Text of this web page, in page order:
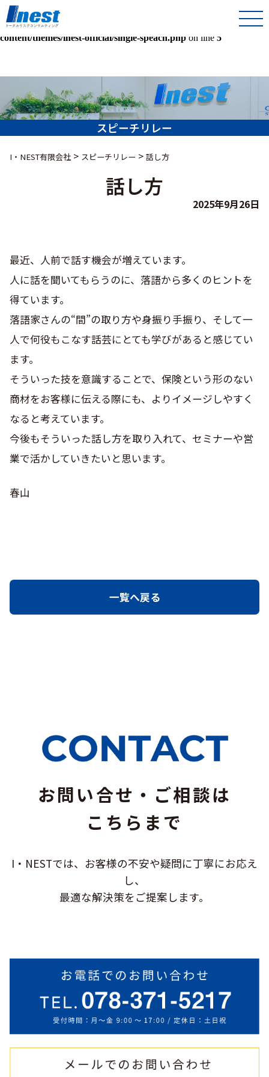
Warning: Undefined array key 0 in
/home/kir013221/public_html/inest-co-jp/wps/wp-
content/themes/inest-official/single-speach.php on line 5
スピーチリレー
I・NEST有限会社 > スピーチリレー > 話し方
話し方
2025年9月26日
最近、人前で話す機会が増えています。
人に話を聞いてもらうのに、落語から多くのヒントを
得ています。
落語家さんの“間”の取り方や身振り手振り、そして一
人で何役もこなす話芸にとても学びがあると感じてい
ます。
そういった技を意識することで、保険という形のない
商材をお客様に伝える際にも、よりイメージしやすく
なると考えています。
今後もそういった話し方を取り入れて、セミナーや営
業で活かしていきたいと思います。
春山
一覧へ戻る
お問い合せ・ご相談は
こちらまで
I・NESTでは、お客様の不安や疑問に丁寧にお応え
し、
最適な解決策をご提案します。